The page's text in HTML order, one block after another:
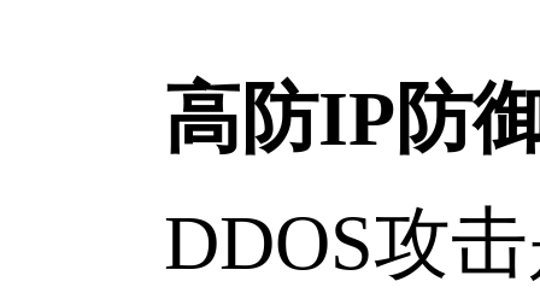
高防IP防
DDOS攻击